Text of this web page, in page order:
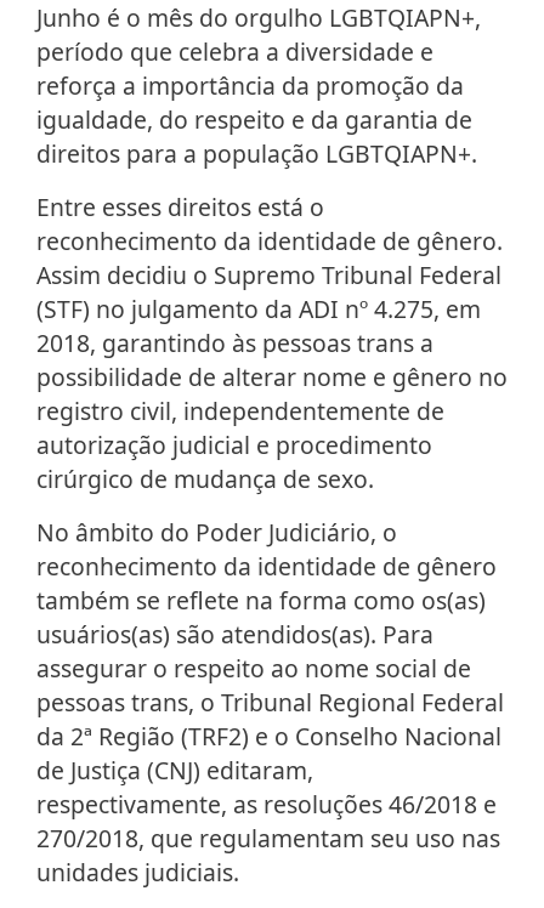
Junho é o mês do orgulho LGBTQIAPN+,
período que celebra a diversidade e
reforça a importância da promoção da
igualdade, do respeito e da garantia de
direitos para a população LGBTQIAPN+.
Entre esses direitos está o
reconhecimento da identidade de gênero.
Assim decidiu o Supremo Tribunal Federal
(STF) no julgamento da ADI nº 4.275, em
2018, garantindo às pessoas trans a
possibilidade de alterar nome e gênero no
registro civil, independentemente de
autorização judicial e procedimento
cirúrgico de mudança de sexo.
No âmbito do Poder Judiciário, o
reconhecimento da identidade de gênero
também se reflete na forma como os(as)
usuários(as) são atendidos(as). Para
assegurar o respeito ao nome social de
pessoas trans, o Tribunal Regional Federal
da 2ª Região (TRF2) e o Conselho Nacional
de Justiça (CNJ) editaram,
respectivamente, as resoluções 46/2018 e
270/2018, que regulamentam seu uso nas
unidades judiciais.